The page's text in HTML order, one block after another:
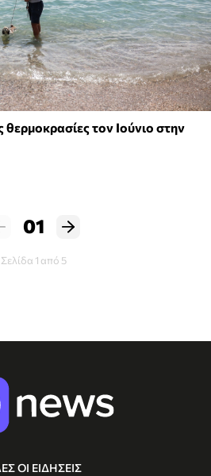
τον Ιούνιο στην
01
Σελίδα 1 από 5
ΟΙ ΕΙΔΗΣΕΙΣ